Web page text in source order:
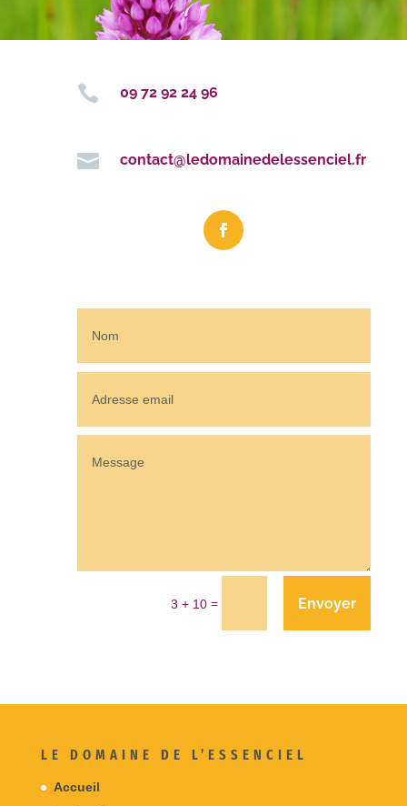
 09 72 92 24 96
 contact@ledomainedelessenciel.fr
3 + 10= Envoyer
LE DOMAINE DE L’ESSENCIEL
Accueil